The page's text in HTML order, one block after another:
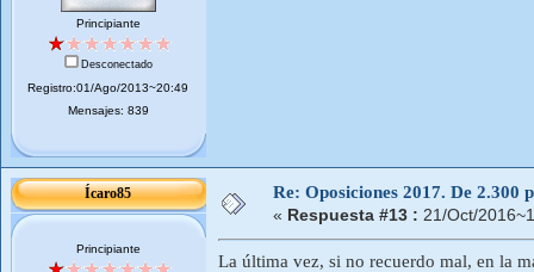
Principiante
Desconectado
Registro:01/Ago/2013~20:49
Mensajes: 839
Ícaro85
Principiante
Re: Oposiciones 2017. De 2.300
« Respuesta #13 : 21/Oct/
La última vez, si no recuerdo mal, en la